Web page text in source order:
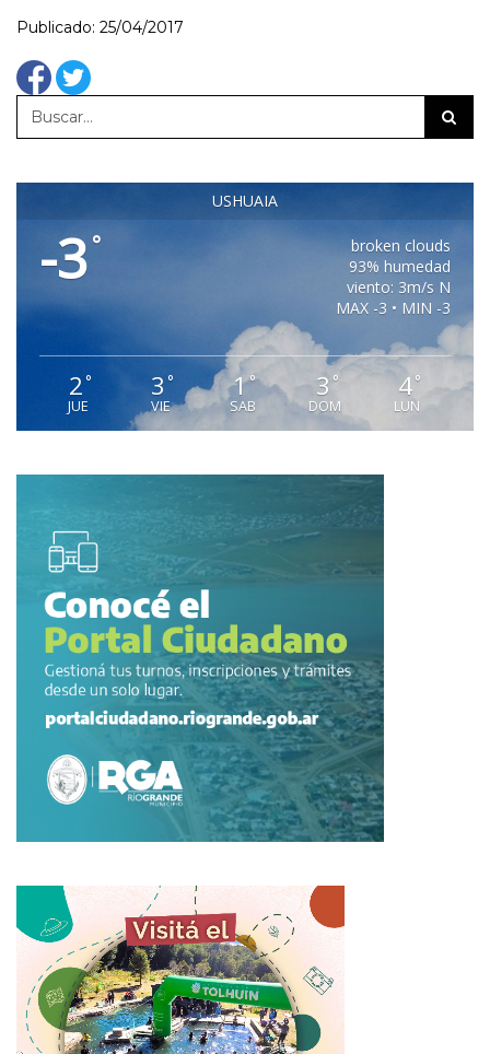
Publicado: 25/04/2017
USHUAIA
-3°
broken clouds
93% humedad
viento: 3m/s N
MAX -3 • MIN -3
2°
JUE
3 °
VIE
1°
SAB
3 °
DOM
4°
LUN